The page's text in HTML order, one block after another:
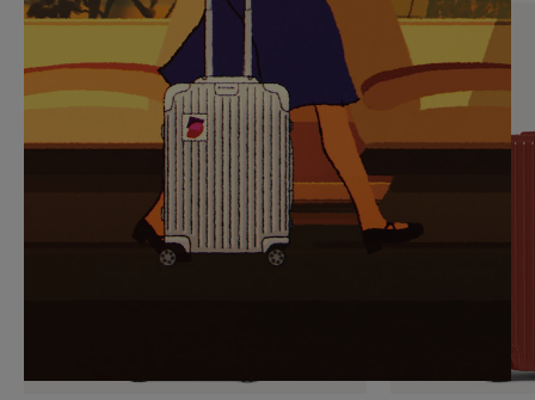
SUR
POUR
METTRE
PAUSE
VEUILLEZ
CLIQUER
POUR
RÉACTIVER
LE
SON